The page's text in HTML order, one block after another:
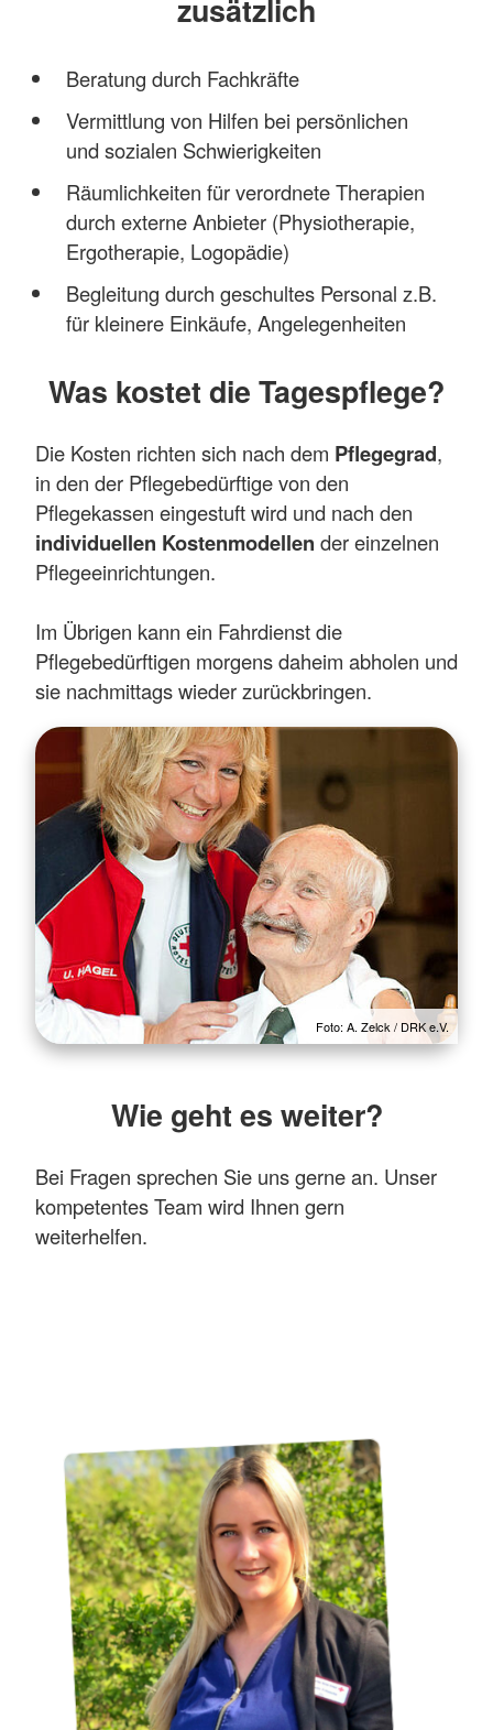
zusätzlich
Beratung durch Fachkräfte
Vermittlung von Hilfen bei persönlichen
und sozialen Schwierigkeiten
Räumlichkeiten für verordnete Therapien
durch externe Anbieter (Physiotherapie,
Ergotherapie, Logopädie)
Begleitung durch geschultes Personal z.B.
für kleinere Einkäufe, Angelegenheiten
Was kostet die Tagespflege?
Die Kosten richten sich nach dem Pflegegrad,
in den der Pflegebedürftige von den
Pflegekassen eingestuft wird und nach den
individuellen Kostenmodellen der einzelnen
Pflegeeinrichtungen.
Im Übrigen kann ein Fahrdienst die
Pflegebedürftigen morgens daheim abholen und
sie nachmittags wieder zurückbringen.
Foto: A. Zelck / DRK e.V.
Wie geht es weiter?
Bei Fragen sprechen Sie uns gerne an. Unser
kompetentes Team wird Ihnen gern
weiterhelfen.